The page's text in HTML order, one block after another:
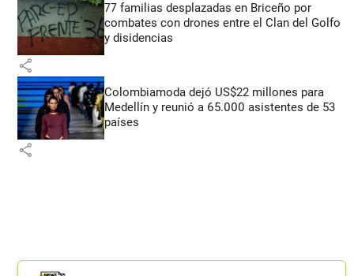
77 familias desplazadas en Briceño por
combates con drones entre el Clan del Golfo
y disidencias
share
Colombiamoda dejó US$22 millones para
Medellín y reunió a 65.000 asistentes de 53
países
share